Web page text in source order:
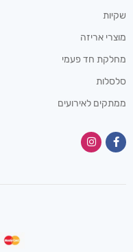
שקיות
מוצרי אריזה
מחלקת חד פעמי
סלסלות
ממתקים לאירועים